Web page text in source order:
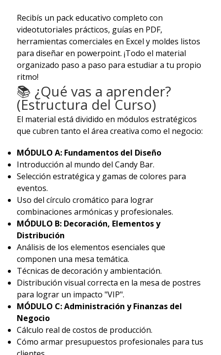
Recibís un pack educativo completo con
videotutoriales prácticos, guías en PDF,
herramientas comerciales en Excel y moldes listos
para diseñar en powerpoint. ¡Todo el material
organizado paso a paso para estudiar a tu propio
ritmo!
📚 ¿Qué vas a aprender?
(Estructura del Curso)
El material está dividido en módulos estratégicos
que cubren tanto el área creativa como el negocio:
MÓDULO A: Fundamentos del Diseño
Introducción al mundo del Candy Bar.
Selección estratégica y gamas de colores para
eventos.
Uso del círculo cromático para lograr
combinaciones armónicas y profesionales.
MÓDULO B: Decoración, Elementos y
Distribución
Análisis de los elementos esenciales que
componen una mesa temática.
Técnicas de decoración y ambientación.
Distribución visual correcta en la mesa de postres
para lograr un impacto "VIP".
MÓDULO C: Administración y Finanzas del
Negocio
Cálculo real de costos de producción.
Cómo armar presupuestos profesionales para tus